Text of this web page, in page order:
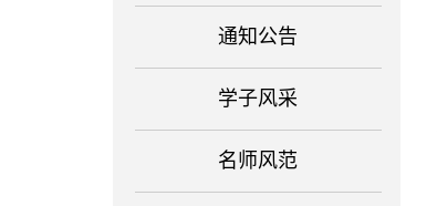
通知公告
学子风采
名师风范